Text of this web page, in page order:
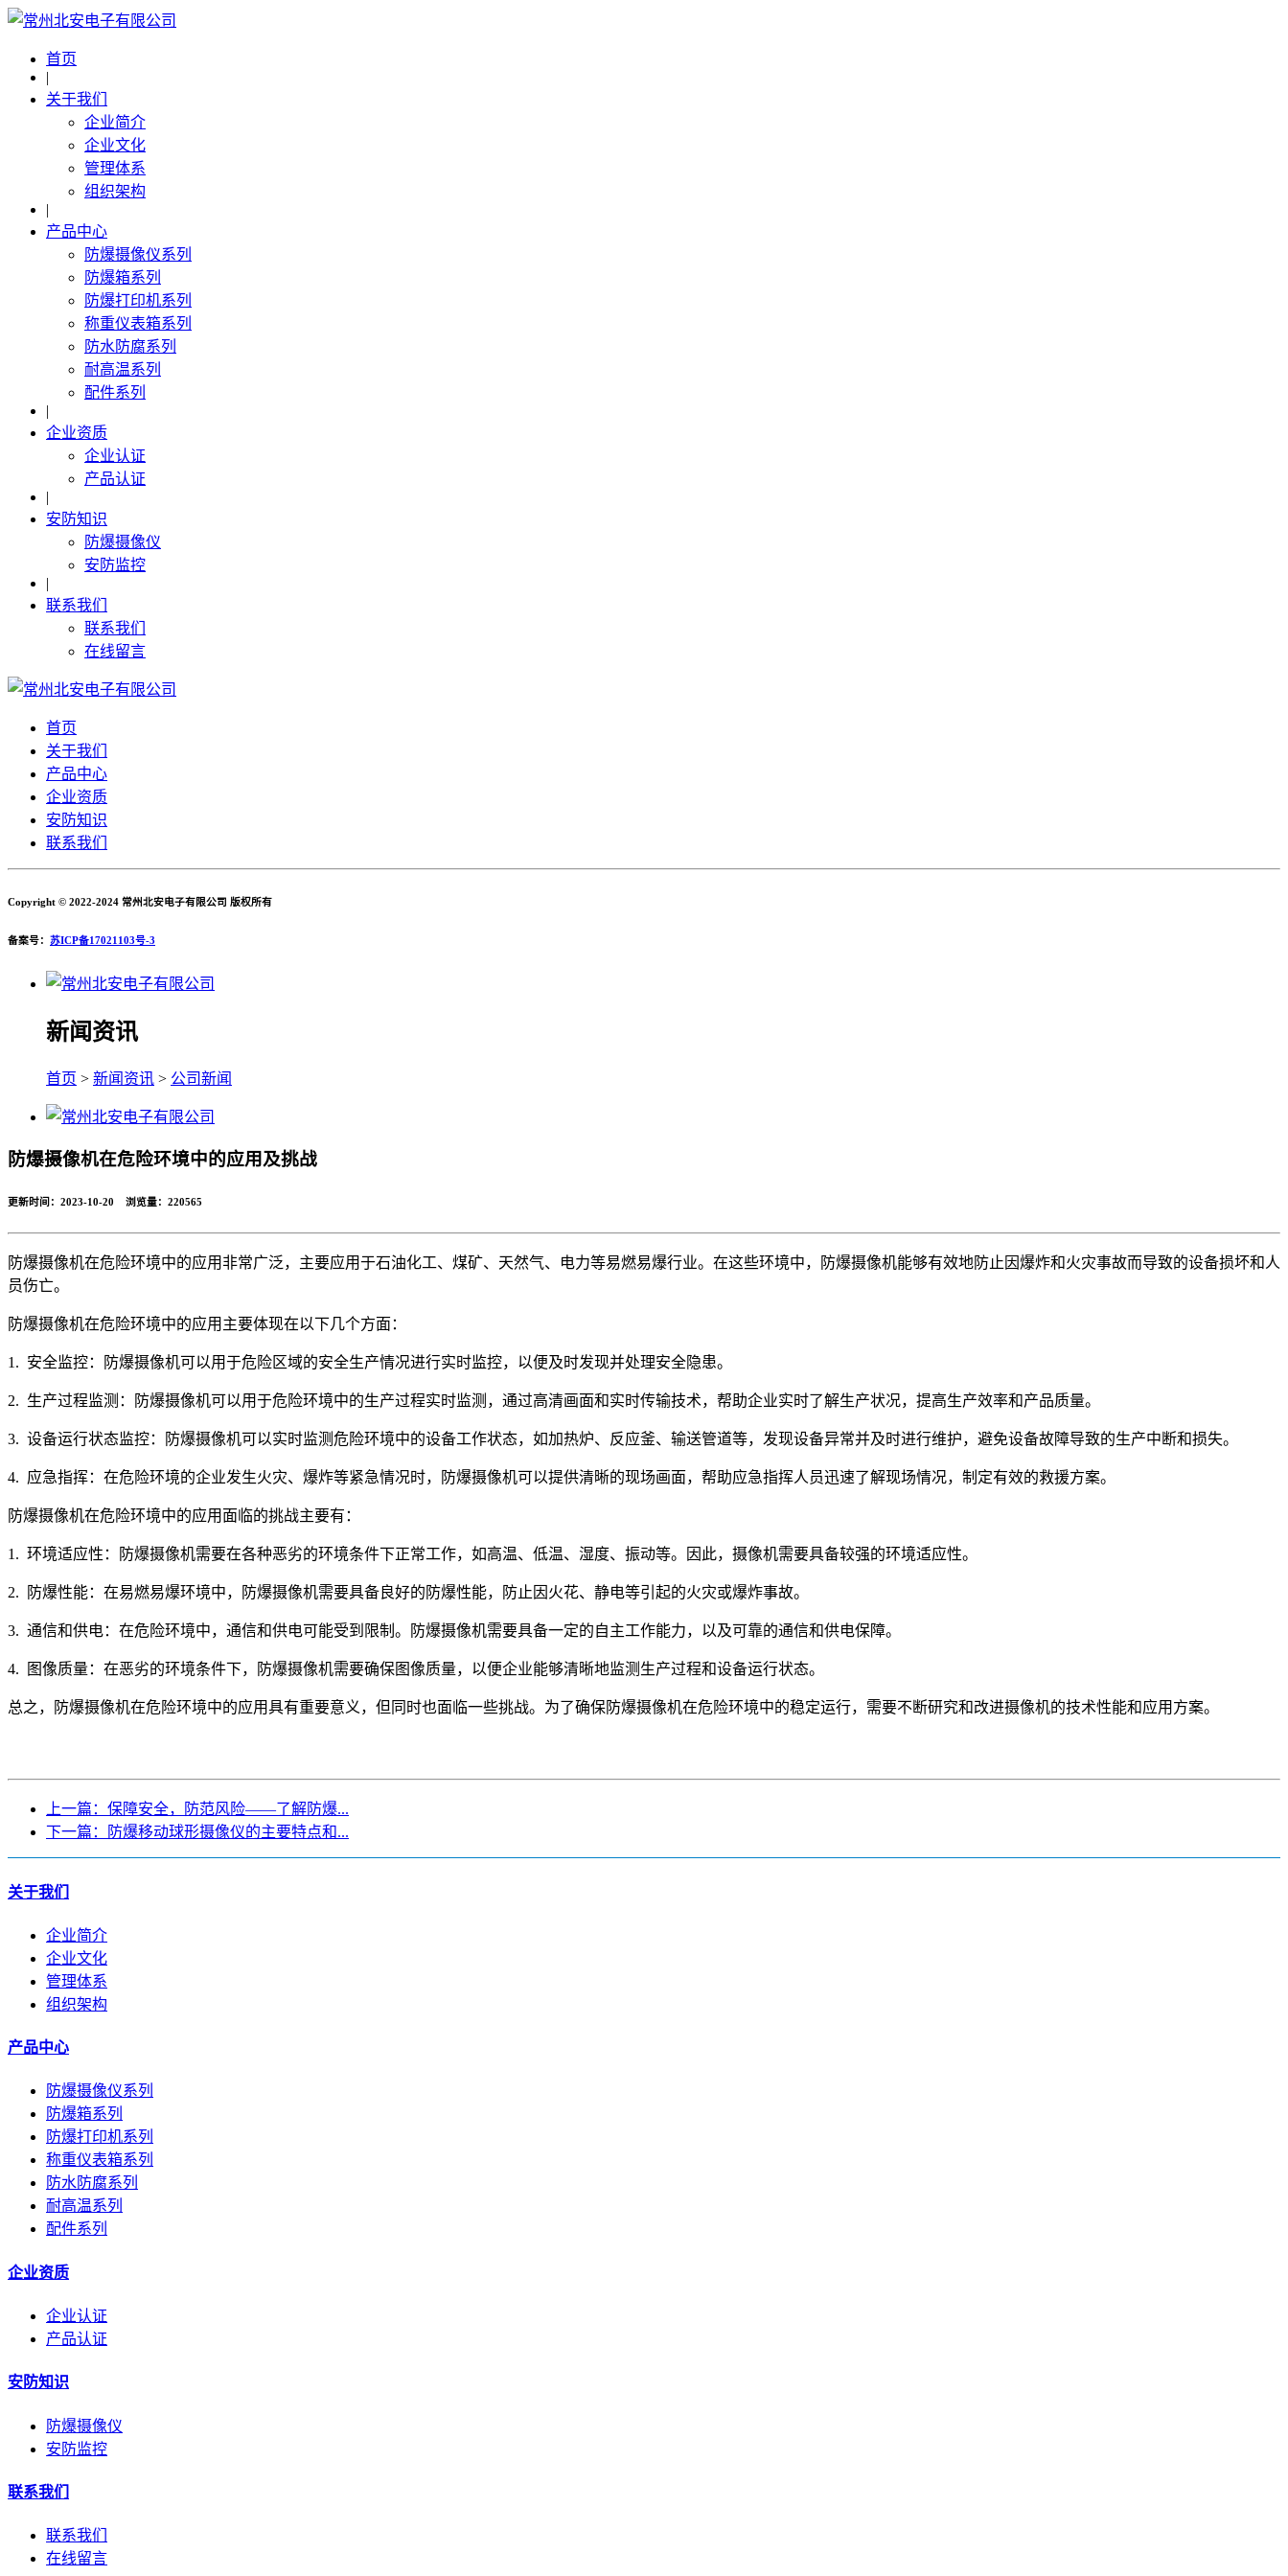
首页
|
关于我们
企业简介
企业文化
管理体系
组织架构
|
产品中心
防爆摄像仪系列
防爆箱系列
防爆打印机系列
称重仪表箱系列
防水防腐系列
耐高温系列
配件系列
|
企业资质
企业认证
产品认证
|
安防知识
防爆摄像仪
安防监控
|
联系我们
联系我们
在线留言
首页
关于我们
产品中心
企业资质
安防知识
联系我们
Copyright © 2022-2024 常州北安电子有限公司 版权所有
备案号： 苏ICP备17021103号-3
新闻资讯
首页 > 新闻资讯 > 公司新闻
防爆摄像机在危险环境中的应用及挑战
更新时间：2023-10-20 浏览量： 220565
防爆摄像机在危险环境中的应用非常广泛，主要应用于石油化工、煤矿、天然气、电力等易燃易爆行业。在这些环境中，防爆摄像机能够有效地防止因爆炸和火灾事故而导致的设备损坏和人
员伤亡。
防爆摄像机在危险环境中的应用主要体现在以下几个方面：
1. 安全监控：防爆摄像机可以用于危险区域的安全生产情况进行实时监控，以便及时发现并处理安全隐患。
2. 生产过程监测：防爆摄像机可以用于危险环境中的生产过程实时监测，通过高清画面和实时传输技术，帮助企业实时了解生产状况，提高生产效率和产品质量。
3. 设备运行状态监控：防爆摄像机可以实时监测危险环境中的设备工作状态，如加热炉、反应釜、输送管道等，发现设备异常并及时进行维护，避免设备故障导致的生产中断和损失。
4. 应急指挥：在危险环境的企业发生火灾、爆炸等紧急情况时，防爆摄像机可以提供清晰的现场画面，帮助应急指挥人员迅速了解现场情况，制定有效的救援方案。
防爆摄像机在危险环境中的应用面临的挑战主要有：
1. 环境适应性：防爆摄像机需要在各种恶劣的环境条件下正常工作，如高温、低温、湿度、振动等。因此，摄像机需要具备较强的环境适应性。
2. 防爆性能：在易燃易爆环境中，防爆摄像机需要具备良好的防爆性能，防止因火花、静电等引起的火灾或爆炸事故。
3. 通信和供电：在危险环境中，通信和供电可能受到限制。防爆摄像机需要具备一定的自主工作能力，以及可靠的通信和供电保障。
4. 图像质量：在恶劣的环境条件下，防爆摄像机需要确保图像质量，以便企业能够清晰地监测生产过程和设备运行状态。
总之，防爆摄像机在危险环境中的应用具有重要意义，但同时也面临一些挑战。为了确保防爆摄像机在危险环境中的稳定运行，需要不断研究和改进摄像机的技术性能和应用方案。
上一篇：保障安全，防范风险——了解防爆...
下一篇：防爆移动球形摄像仪的主要特点和...
关于我们
企业简介
企业文化
管理体系
组织架构
产品中心
防爆摄像仪系列
防爆箱系列
防爆打印机系列
称重仪表箱系列
防水防腐系列
耐高温系列
配件系列
企业资质
企业认证
产品认证
安防知识
防爆摄像仪
安防监控
联系我们
联系我们
在线留言